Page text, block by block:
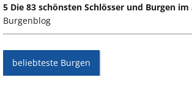
5 Die 83 schönsten Schlösser und Burgen im
Burgenblog
beliebteste Burgen